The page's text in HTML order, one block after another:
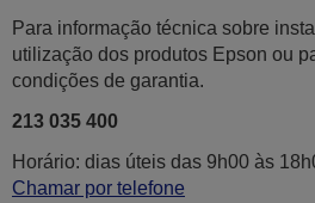
Para informação técnica sobre
utilização dos produtos Epson ou
condições de garantia.
213 035 400
Horário: dias úteis das 9h00 às
Chamar por telefone